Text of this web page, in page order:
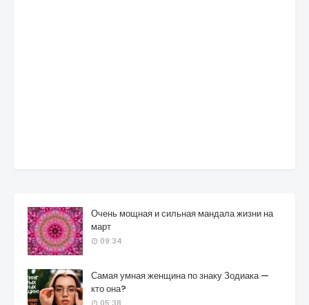
Очень мощная и сильная мандала жизни на
март
09:34
Самая умная женщина по знаку Зодиака —
кто она?